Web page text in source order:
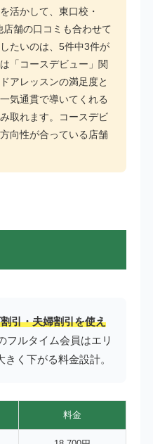
活かして、東口校・
舗の口コミも合わせて
たいのは、5件中3件が
「コースデビュー」関
アレッスンの満足度と
気通貫で導いてくれる
取れます。コースデビ
向性が合っている店舗
引・夫婦割引を使え
フルタイム会員はエリ
く下がる料金設計。
料金